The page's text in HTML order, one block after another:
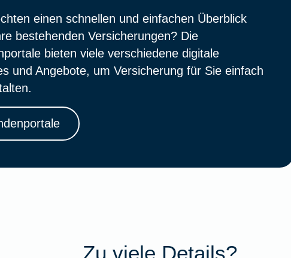
einen schnellen und einfachen Überblick
bestehenden Versicherungen? Die
bieten viele verschiedene digitale
und Angebote, um Versicherung für Sie einfach
Zu viele Details?